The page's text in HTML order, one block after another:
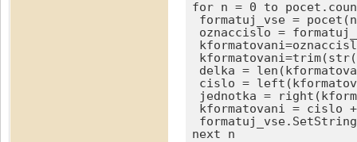
for n = 0 to
formatuj_vse =
oznaccislo =
delka =
cislo =
jednotka =
kformatovani = cislo +
next n